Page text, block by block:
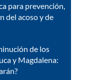
para prevención,
del acoso y de
de los
y Magdalena: